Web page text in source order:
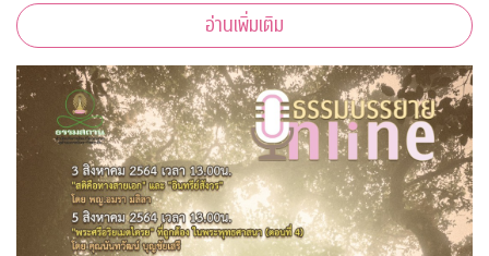
อ่านเพิ่มเติม